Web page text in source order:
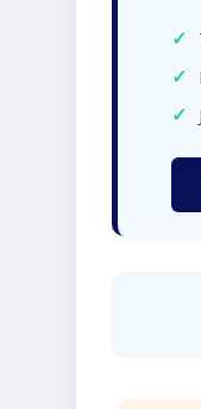
✓
✓
✓